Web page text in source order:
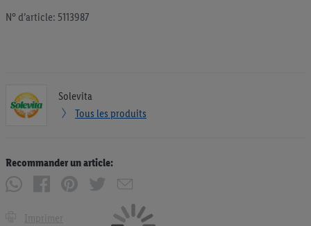
N° d’article: 5113987
Solevita
Tous les produits
Recommander un article:
Imprimer